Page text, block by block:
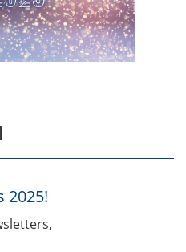
staff news
2025!